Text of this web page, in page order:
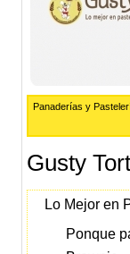
Panaderías y
Gusty
Lo Mejor en
Ponque